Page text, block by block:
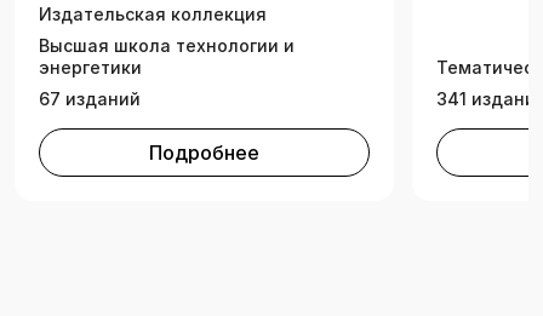
Издательская коллекция
Высшая школа технологии и
энергетики
67 изданий
Подробнее
341